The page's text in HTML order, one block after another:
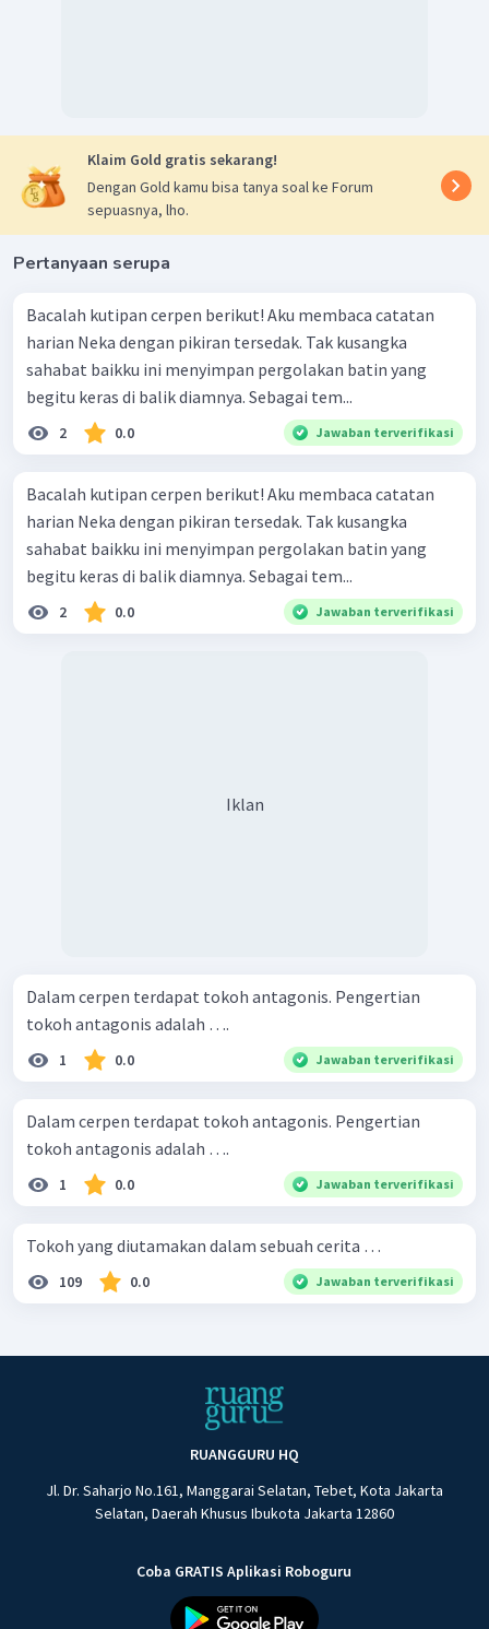
suatu peristiwa adalah kata tanya "siapa". Kata tanya
"siapa" merupakan kata tanya yang digunakan untuk
menanyakan orang. Jadi, untuk menanyakan mengenai
tokoh dalam suatu peristiwa menggunakan kata tanya
"siapa".
Dengan demikian, jawaban yang tepat adalah pilihan C.
Klaim Gold gratis sekarang!
Dengan Gold kamu bisa tanya soal ke Forum
sepuasnya, lho.
Pertanyaan serupa
Bacalah kutipan cerpen berikut! Aku membaca catatan
harian Neka dengan pikiran tersedak. Tak kusangka
sahabat baikku ini menyimpan pergolakan batin yang
begitu keras di balik diamnya. Sebagai tem...
2 0.0 Jawaban terverifikasi
Bacalah kutipan cerpen berikut! Aku membaca catatan
harian Neka dengan pikiran tersedak. Tak kusangka
sahabat baikku ini menyimpan pergolakan batin yang
begitu keras di balik diamnya. Sebagai tem...
2 0.0 Jawaban terverifikasi
Iklan
Dalam cerpen terdapat tokoh antagonis. Pengertian
tokoh antagonis adalah ….
1 0.0 Jawaban terverifikasi
Dalam cerpen terdapat tokoh antagonis. Pengertian
tokoh antagonis adalah ….
1 0.0 Jawaban terverifikasi
Tokoh yang diutamakan dalam sebuah cerita …
109 0.0 Jawaban terverifikasi
RUANGGURU HQ
Jl. Dr. Saharjo No.161, Manggarai Selatan, Tebet, Kota Jakarta
Selatan, Daerah Khusus Ibukota Jakarta 12860
Coba GRATIS Aplikasi Roboguru